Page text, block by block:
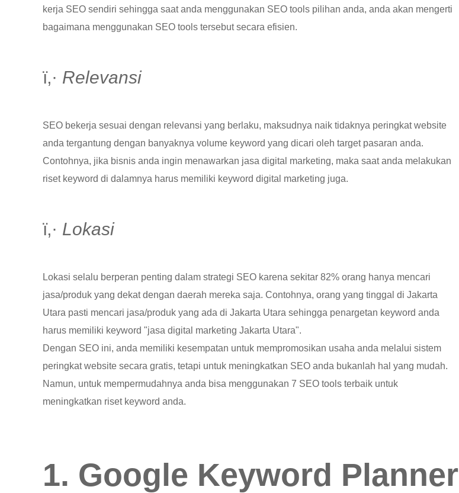
kerja SEO sendiri sehingga saat anda menggunakan SEO tools pilihan anda, anda akan mengerti
bagaimana menggunakan SEO tools tersebut secara efisien.
ï‚· Relevansi
SEO bekerja sesuai dengan relevansi yang berlaku, maksudnya naik tidaknya peringkat website
anda tergantung dengan banyaknya volume keyword yang dicari oleh target pasaran anda.
Contohnya, jika bisnis anda ingin menawarkan jasa digital marketing, maka saat anda melakukan
riset keyword di dalamnya harus memiliki keyword digital marketing juga.
ï‚· Lokasi
Lokasi selalu berperan penting dalam strategi SEO karena sekitar 82% orang hanya mencari
jasa/produk yang dekat dengan daerah mereka saja. Contohnya, orang yang tinggal di Jakarta
Utara pasti mencari jasa/produk yang ada di Jakarta Utara sehingga penargetan keyword anda
harus memiliki keyword "jasa digital marketing Jakarta Utara".
Dengan SEO ini, anda memiliki kesempatan untuk mempromosikan usaha anda melalui sistem
peringkat website secara gratis, tetapi untuk meningkatkan SEO anda bukanlah hal yang mudah.
Namun, untuk mempermudahnya anda bisa menggunakan 7 SEO tools terbaik untuk
meningkatkan riset keyword anda.
1. Google Keyword Planner